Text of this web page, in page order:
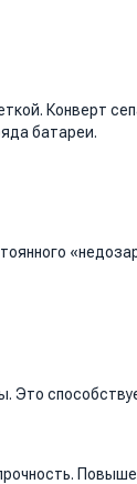
Конверт
батареи.